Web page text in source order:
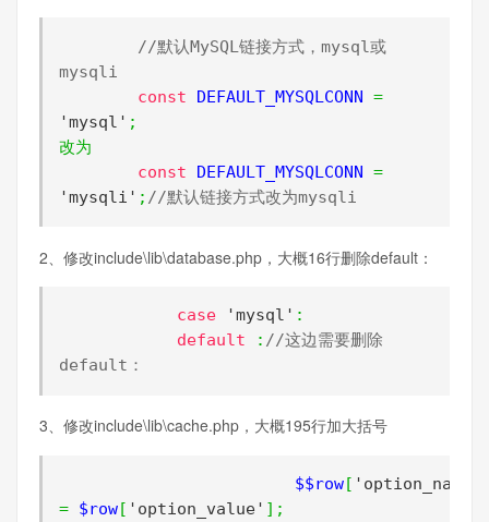
//默认MySQL链接方式，mysql或
mysqli
const DEFAULT_MYSQLCONN =
'mysql' ;
改为
const DEFAULT_MYSQLCONN =
'mysqli' ; //默认链接方式改为mysqli
2、修改include\lib\database.php，大概16行删除default：
case 'mysql' :
default
: //这边需要删除
default：
3、修改include\lib\cache.php，大概195行加大括号
			$$row
[ 'option_name'
= $row[ 'option_value' ];